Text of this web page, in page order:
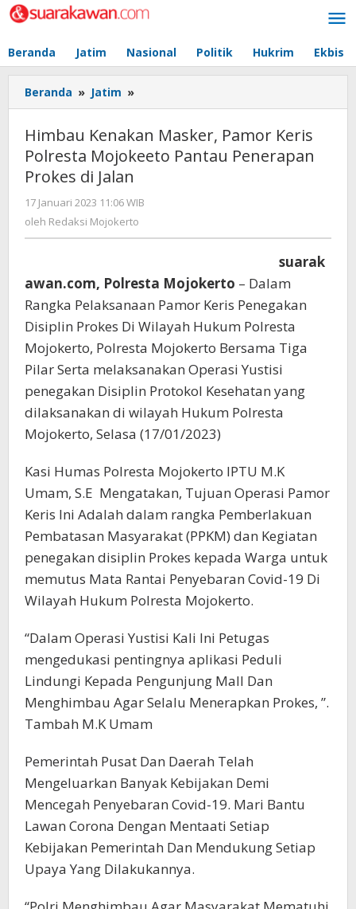
Lewati
ke
Beranda Jatim Nasional Politik Hukrim Ekbis
Beranda » Jatim »
Kenakan
Pamor
Keris
Pantau
Penerapan
Prokes
Jalan
Himbau Kenakan Masker, Pamor Keris
Polresta Mojokeeto Pantau Penerapan
Prokes di Jalan
17 Januari 2023 11:06 WIB
oleh Redaksi Mojokerto
suarak
awan.com, Polresta Mojokerto – Dalam
Rangka Pelaksanaan Pamor Keris Penegakan
Disiplin Prokes Di Wilayah Hukum Polresta
Mojokerto, Polresta Mojokerto Bersama Tiga
Pilar Serta melaksanakan Operasi Yustisi
penegakan Disiplin Protokol Kesehatan yang
dilaksanakan di wilayah Hukum Polresta
Mojokerto, Selasa (17/01/2023)
Kasi Humas Polresta Mojokerto IPTU M.K
Umam, S.E Mengatakan, Tujuan Operasi Pamor
Keris Ini Adalah dalam rangka Pemberlakuan
Pembatasan Masyarakat (PPKM) dan Kegiatan
penegakan disiplin Prokes kepada Warga untuk
memutus Mata Rantai Penyebaran Covid-19 Di
Wilayah Hukum Polresta Mojokerto.
“Dalam Operasi Yustisi Kali Ini Petugas
mengedukasi pentingnya aplikasi Peduli
Lindungi Kepada Pengunjung Mall Dan
Menghimbau Agar Selalu Menerapkan Prokes, ”.
Tambah M.K Umam
Pemerintah Pusat Dan Daerah Telah
Mengeluarkan Banyak Kebijakan Demi
Mencegah Penyebaran Covid-19. Mari Bantu
Lawan Corona Dengan Mentaati Setiap
Kebijakan Pemerintah Dan Mendukung Setiap
Upaya Yang Dilakukannya.